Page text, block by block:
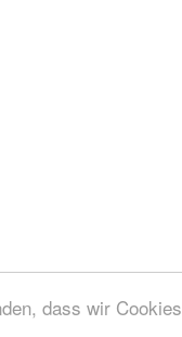
dass wir Cookies